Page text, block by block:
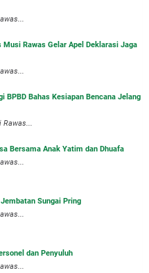
Rawas Gelar Apel Deklarasi Jaga
BPBD Bahas Kesiapan Bencana Jelang
Rawas...
Bersama Anak Yatim dan Dhuafa
Sungai Pring
dan Penyuluh